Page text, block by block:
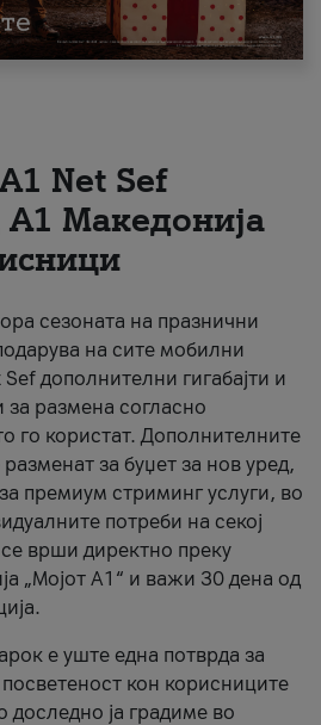
Net Sеf
Македонија
сезоната на празнични
на сите мобилни
дополнителни гигабајти и
размена согласно
го користат. Дополнителните
за буџет за нов уред,
премиум стриминг услуги, во
потреби на секој
врши директно преку
„Мојот А1“ и важи 30 дена од
е уште една потврда за
кон корисниците
доследно ја градиме во